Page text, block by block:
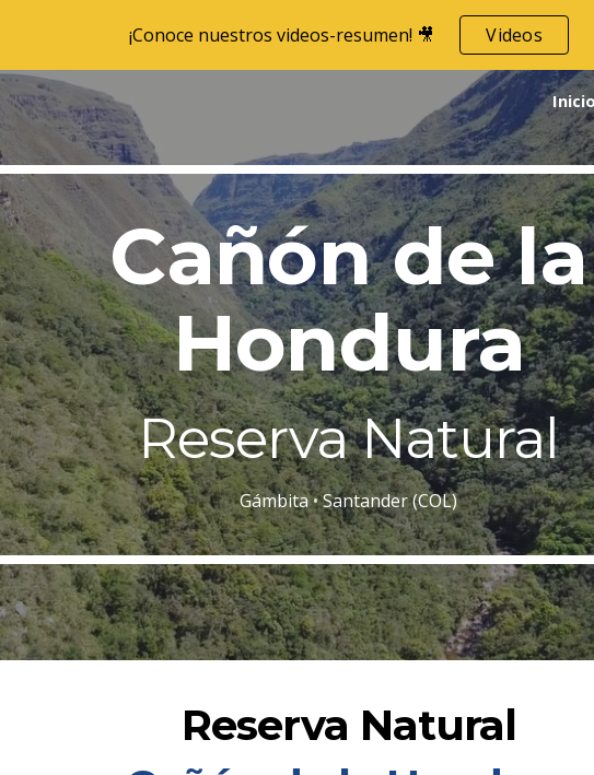
Skip to main content Skip to
¡Conoce nuestros videos-resumen! 🎥 Videos
Cañón de la
Hondura
Reserva Natural
Gámbita•Santander (COL)
Reserva Natural